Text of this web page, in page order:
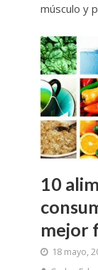
músculo y
10
mejor
18 mayo,